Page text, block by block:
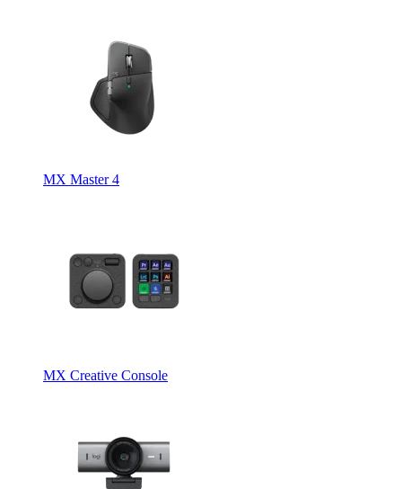
MX Master 4
MX Creative Console